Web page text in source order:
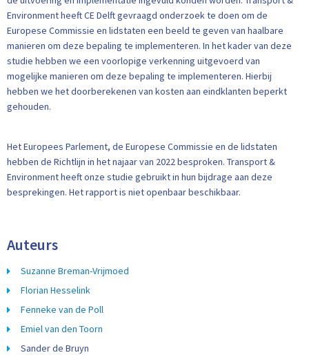
Environment heeft CE Delft gevraagd onderzoek te doen om de
Europese Commissie en lidstaten een beeld te geven van haalbare
manieren om deze bepaling te implementeren. In het kader van deze
studie hebben we een voorlopige verkenning uitgevoerd van
mogelijke manieren om deze bepaling te implementeren. Hierbij
hebben we het doorberekenen van kosten aan eindklanten beperkt
gehouden.
Het Europees Parlement, de Europese Commissie en de lidstaten
hebben de Richtlijn in het najaar van 2022 besproken. Transport &
Environment heeft onze studie gebruikt in hun bijdrage aan deze
besprekingen. Het rapport is niet openbaar beschikbaar.
Auteurs
Suzanne Breman-Vrijmoed
Florian Hesselink
Fenneke van de Poll
Emiel van den Toorn
Sander de Bruyn